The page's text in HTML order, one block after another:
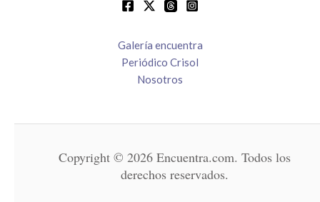
Galería encuentra
Periódico Crisol
Nosotros
Copyright © 2026 Encuentra.com. Todos los
derechos reservados.